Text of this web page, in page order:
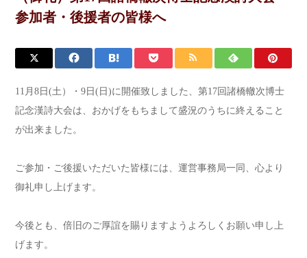
参加者・後援者の皆様へ
11月8日(土）・9日(日)に開催致しました、第17回諸橋轍次博士
記念漢詩大会は、おかげをもちまして盛況のうちに終えること
が出来ました。
ご参加・ご後援いただいた皆様には、運営事務局一同、心より
御礼申し上げます。
今後とも、倍旧のご厚誼を賜りますようよろしくお願い申し上
げます。